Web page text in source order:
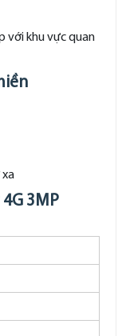
với khu vực quan
xa
3MP